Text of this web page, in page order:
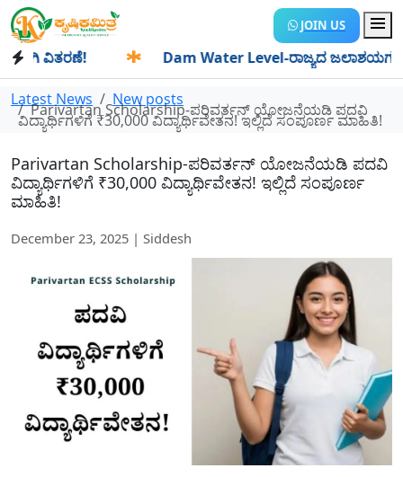
JOIN US
ವಿತರಣೆ! Dam Water Level-ರಾಜ್ಯದ ಜಲಾಶಯಗಳಿಗೆ
Latest News New posts
Parivartan Scholarship-ಪರಿವರ್ತನ್ ಯೋಜನೆಯಡಿ ಪದವಿ
ವಿದ್ಯಾರ್ಥಿಗಳಿಗೆ ₹30,000 ವಿದ್ಯಾರ್ಥಿವೇತನ! ಇಲ್ಲಿದೆ ಸಂಪೂರ್ಣ ಮಾಹಿತಿ!
Parivartan Scholarship-ಪರಿವರ್ತನ್ ಯೋಜನೆಯಡಿ ಪದವಿ
ವಿದ್ಯಾರ್ಥಿಗಳಿಗೆ ₹30,000 ವಿದ್ಯಾರ್ಥಿವೇತನ! ಇಲ್ಲಿದೆ ಸಂಪೂರ್ಣ
ಮಾಹಿತಿ!
December 23, 2025 | Siddesh